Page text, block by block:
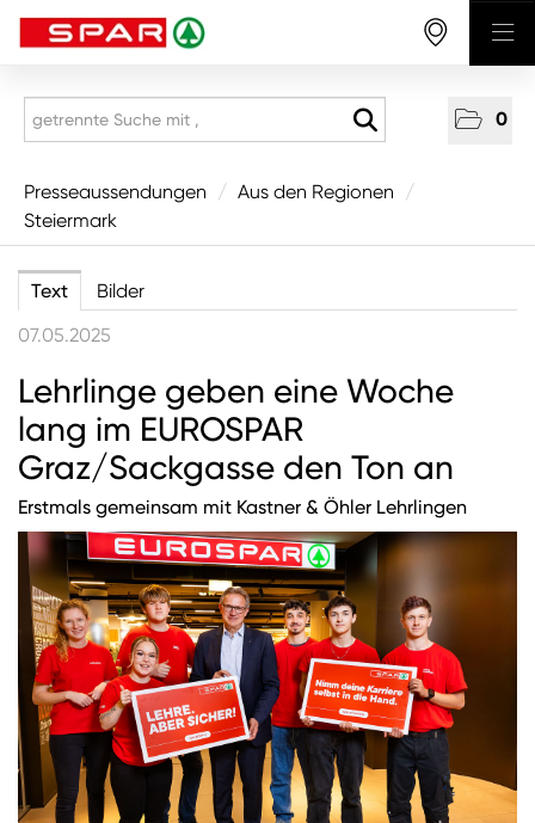
0
Presseaussendungen
National
Aus den Regionen
Vorarlberg
Salzburg
Oberösterreich
Niederösterreich
Burgenland
Steiermark
Kärnten
Unternehmen
Nachhaltigkeit
Presseaussendungen / Aus den Regionen
/
Steiermark
Text
Bilder
07.05.2025
Lehrlinge geben eine Woche
lang im EUROSPAR
Graz/Sackgasse den Ton an
Erstmals gemeinsam mit Kastner & Öhler Lehrlingen